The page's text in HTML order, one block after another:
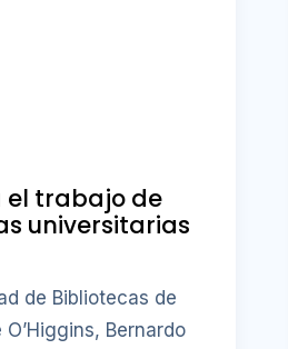
el trabajo de
universitarias
de Bibliotecas de
Bernardo